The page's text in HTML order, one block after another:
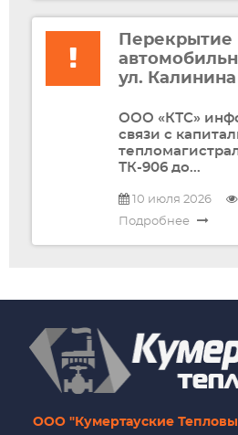
Перекрытие
ул. Калинина
ООО «КТС»
связи с
ТК-906 до...
10 июля 2026
Подробнее
ООО "Кумертауские